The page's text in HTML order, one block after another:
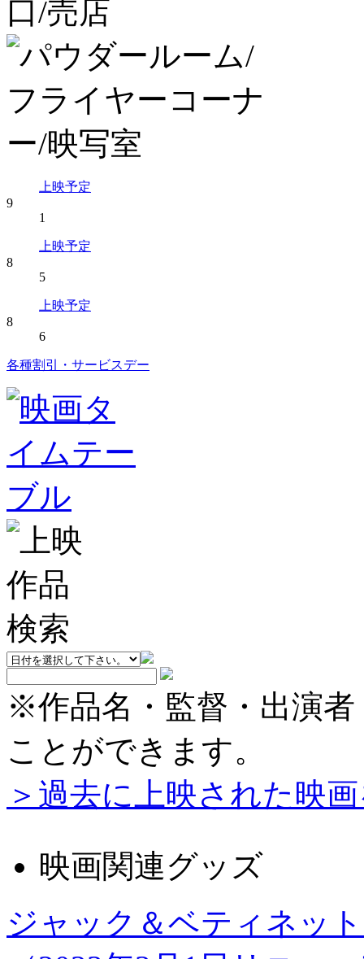
上映予定
9
1
上映予定
8
5
上映予定
8
6
各種割引・サービスデー
※作品名・監督・出演
ことができます。
＞過去に上映された映
映画関連グッズ
ジャック＆ベティネッ